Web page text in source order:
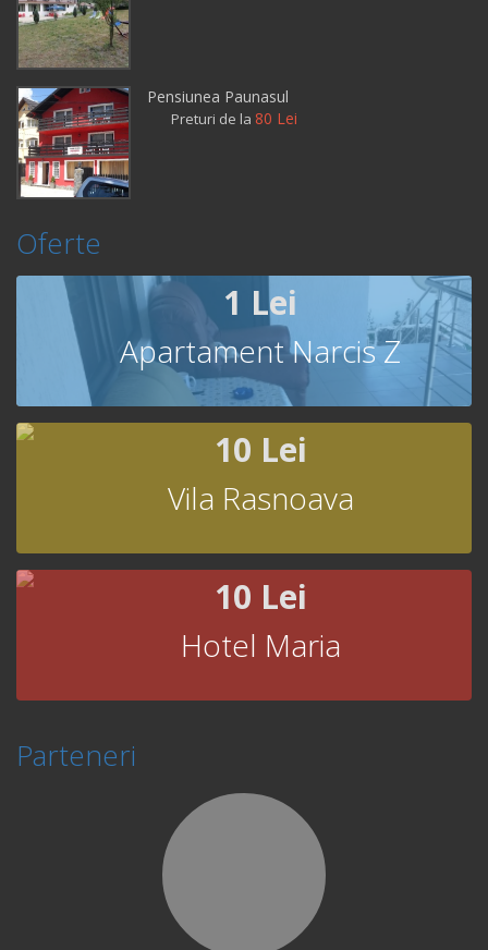
Pensiunea Paunasul
Preturi de la 80 Lei
Oferte
1 Lei
Apartament Narcis Z
10 Lei
Vila Rasnoava
10 Lei
Hotel Maria
Parteneri